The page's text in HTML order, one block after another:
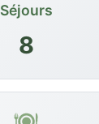
Séjours
8